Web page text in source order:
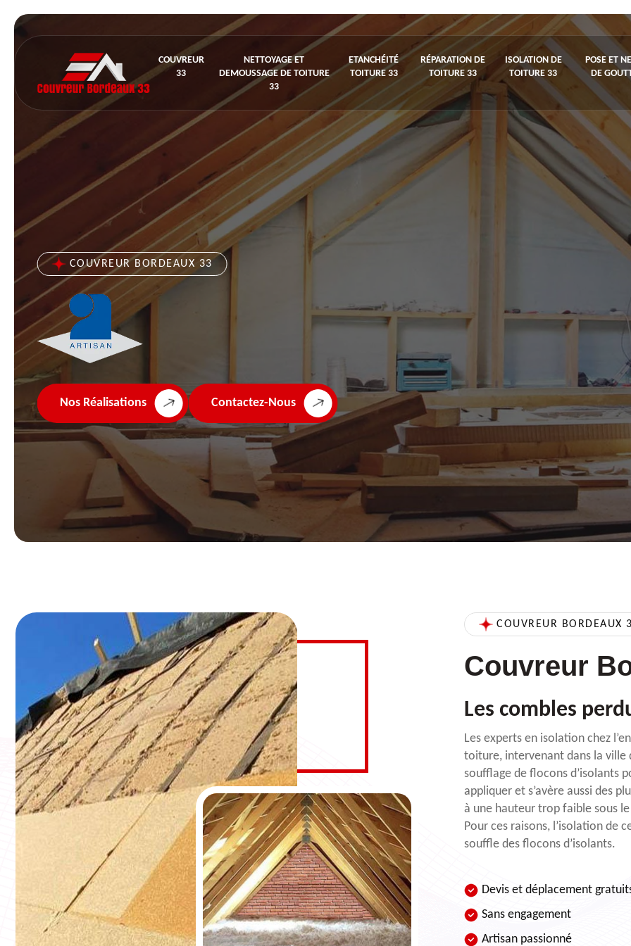
COUVREUR
33
NETTOYAGE ET
DEMOUSSAGE DE TOITURE
33
ETANCHÉITÉ
TOITURE 33
RÉPARATION DE
TOITURE 33
ISOLATION DE
TOITURE 33
POSE ET
DE
COUVREUR BORDEAUX 33
Nos Réalisations Contactez-Nous
COUVREUR BORDEAUX
Couvreur
Les combles
Les experts en isolation chez
toiture, intervenant dans la ville
soufflage de flocons d’isolants
appliquer et s’avère aussi des
à une hauteur trop faible sous
Pour ces raisons, l’isolation de
souffle des flocons d’isolants.
Devis et déplacement
Sans engagement
Artisan passionné